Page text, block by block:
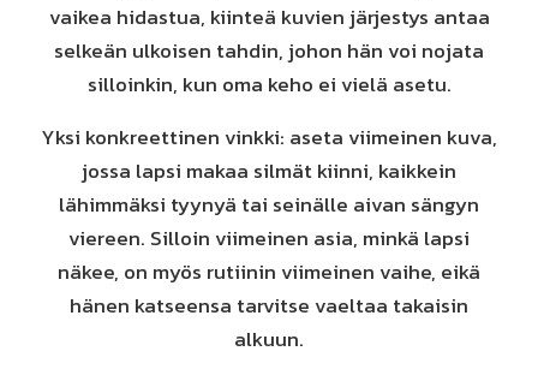
vaikea hidastua, kiinteä kuvien järjestys antaa
selkeän ulkoisen tahdin, johon hän voi nojata
silloinkin, kun oma keho ei vielä asetu.
Yksi konkreettinen vinkki: aseta viimeinen kuva,
jossa lapsi makaa silmät kiinni, kaikkein
lähimmäksi tyynyä tai seinälle aivan sängyn
viereen. Silloin viimeinen asia, minkä lapsi
näkee, on myös rutiinin viimeinen vaihe, eikä
hänen katseensa tarvitse vaeltaa takaisin
alkuun.